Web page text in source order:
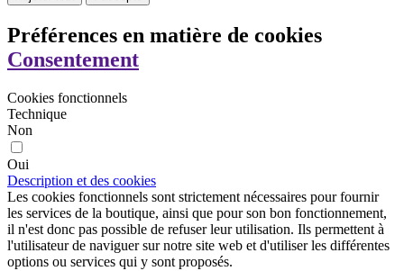
Préférences en matière de cookies
Consentement
Cookies fonctionnels
Technique
Non
Oui
Description et des cookies
Les cookies fonctionnels sont strictement nécessaires pour fournir
les services de la boutique, ainsi que pour son bon fonctionnement,
il n'est donc pas possible de refuser leur utilisation. Ils permettent à
l'utilisateur de naviguer sur notre site web et d'utiliser les différentes
options ou services qui y sont proposés.